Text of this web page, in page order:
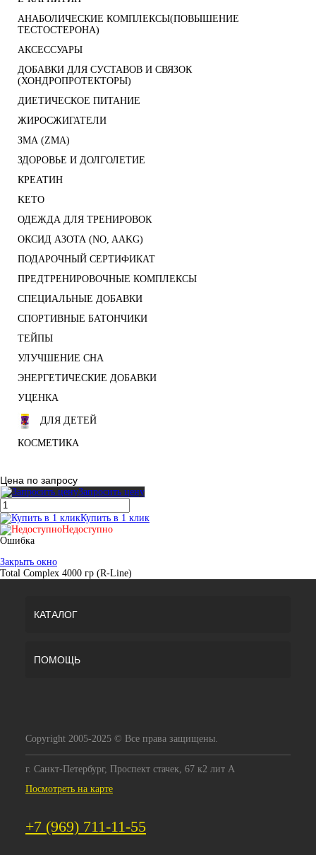
АНАБОЛИЧЕСКИЕ КОМПЛЕКСЫ(ПОВЫШЕНИЕ
ТЕСТОСТЕРОНА)
АКСЕССУАРЫ
ДОБАВКИ ДЛЯ СУСТАВОВ И СВЯЗОК
(ХОНДРОПРОТЕКТОРЫ)
ДИЕТИЧЕСКОЕ ПИТАНИЕ
ЖИРОСЖИГАТЕЛИ
ЗМА (ZMA)
ЗДОРОВЬЕ И ДОЛГОЛЕТИЕ
КРЕАТИН
KETO
ОДЕЖДА ДЛЯ ТРЕНИРОВОК
ОКСИД АЗОТА (NO, AAKG)
ПОДАРОЧНЫЙ СЕРТИФИКАТ
ПРЕДТРЕНИРОВОЧНЫЕ КОМПЛЕКСЫ
СПЕЦИАЛЬНЫЕ ДОБАВКИ
СПОРТИВНЫЕ БАТОНЧИКИ
ТЕЙПЫ
УЛУЧШЕНИЕ СНА
ЭНЕРГЕТИЧЕСКИЕ ДОБАВКИ
УЦЕНКА
ДЛЯ ДЕТЕЙ
КОСМЕТИКА
Цена по запросу
Запросить цену
Купить в 1 клик
Недоступно
Ошибка
Закрыть окно
Total Complex 4000 гр (R-Line)
КАТАЛОГ
ПОМОЩЬ
Copyright 2005-2025 © Все права защищены.
г. Санкт-Петербург, Проспект стачек, 67 к2 лит А
Посмотреть на карте
+7 (969) 711-11-55